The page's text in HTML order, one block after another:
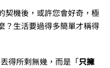
契機後，或許您會好奇，極
生活要過得多簡單才稱得
得所剩無幾，而是「只擁